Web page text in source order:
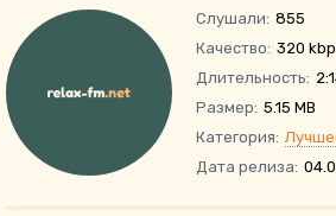
Слушали: 855
Качество: 320
Длительность:
Размер: 5.15 MB
Категория:
Дата релиза: